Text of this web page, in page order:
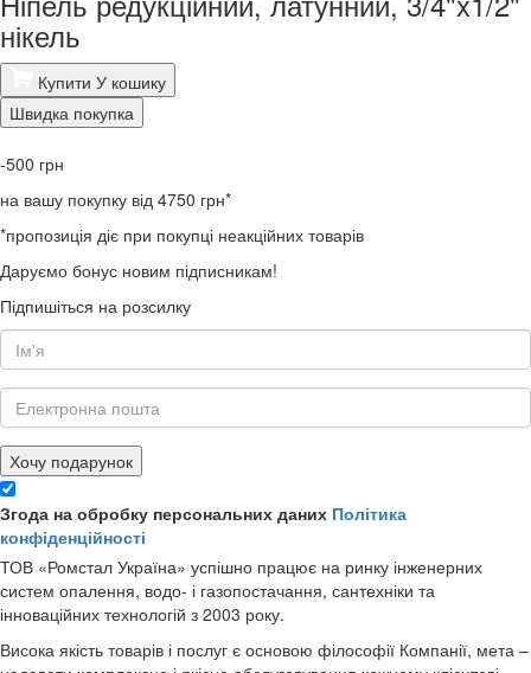
нікель
Купити У кошику
Швидка покупка
-500 грн
на вашу покупку від 4750 грн*
*пропозиція діє при покупці неакційних товарів
Даруємо бонус новим підписникам!
Підпишіться на розсилку
Хочу подарунок
Згода на обробку персональних даних Політика
конфіденційності
ТОВ «Ромстал Україна» успішно працює на ринку інженерних
систем опалення, водо- і газопостачання, сантехніки та
інноваційних технологій з 2003 року.
Висока якість товарів і послуг є основою філософії Компанії, мета –